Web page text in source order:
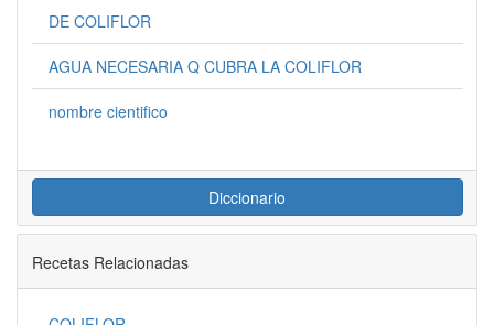
DE COLIFLOR
AGUA NECESARIA Q CUBRA LA COLIFLOR
nombre cientifico
Diccionario
Recetas Relacionadas